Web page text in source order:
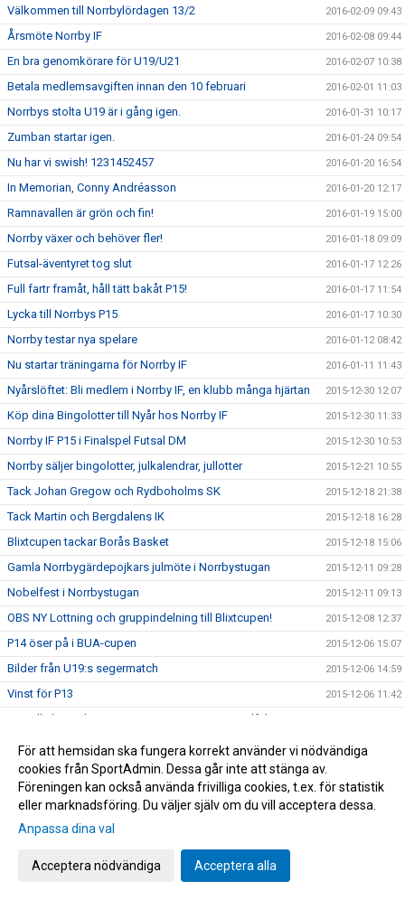
Välkommen till Norrbylördagen 13/2 2016-02-09 09:43
Årsmöte Norrby IF 2016-02-08 09:44
En bra genomkörare för U19/U21 2016-02-07 10:38
Betala medlemsavgiften innan den 10 februari 2016-02-01 11:03
Norrbys stolta U19 är i gång igen. 2016-01-31 10:17
Zumban startar igen. 2016-01-24 09:54
Nu har vi swish! 1231452457 2016-01-20 16:54
In Memorian, Conny Andréasson 2016-01-20 12:17
Ramnavallen är grön och fin! 2016-01-19 15:00
Norrby växer och behöver fler! 2016-01-18 09:09
Futsal-äventyret tog slut 2016-01-17 12:26
Full fartr framåt, håll tätt bakåt P15! 2016-01-17 11:54
Lycka till Norrbys P15 2016-01-17 10:30
Norrby testar nya spelare 2016-01-12 08:42
Nu startar träningarna för Norrby IF 2016-01-11 11:43
Nyårslöftet: Bli medlem i Norrby IF, en klubb många hjärtan 2015-12-30 12:07
Köp dina Bingolotter till Nyår hos Norrby IF 2015-12-30 11:33
Norrby IF P15 i Finalspel Futsal DM 2015-12-30 10:53
Norrby säljer bingolotter, julkalendrar, jullotter 2015-12-21 10:55
Tack Johan Gregow och Rydboholms SK 2015-12-18 21:38
Tack Martin och Bergdalens IK 2015-12-18 16:28
Blixtcupen tackar Borås Basket 2015-12-18 15:06
Gamla Norrbygärdepojkars julmöte i Norrbystugan 2015-12-11 09:28
Nobelfest i Norrbystugan 2015-12-11 09:13
OBS NY Lottning och gruppindelning till Blixtcupen! 2015-12-08 12:37
P14 öser på i BUA-cupen 2015-12-06 15:07
Bilder från U19:s segermatch 2015-12-06 14:59
Vinst för P13 2015-12-06 11:42
U19 till slutspel i Ligacupen genom vinst över Elfsborg
Vi slog Elfsborg! Vi är bäst i Sjuhärad! 2015-12-05 16:19
BLIXTCUPEN snart fulltecknad 2015-12-04 10:22
Derby
Norrby spelar i Serneke Cup 6/12
Sista dag för anmälan till Norrbygalan
För att hemsidan ska fungera korrekt använder vi nödvändiga
cookies från SportAdmin. Dessa går inte att stänga av.
Föreningen kan också använda frivilliga cookies, t.ex. för statistik
eller marknadsföring. Du väljer själv om du vill acceptera dessa.
Anpassa dina val
Acceptera nödvändiga Acceptera alla